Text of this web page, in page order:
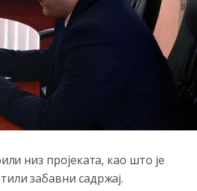
низ пројеката, као што је
забавни садржај.